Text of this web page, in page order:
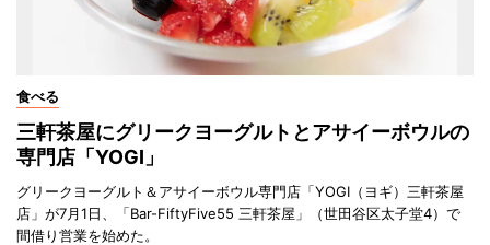
食べる
三軒茶屋にグリークヨーグルトとアサイーボウルの
専門店「YOGI」
グリークヨーグルト＆アサイーボウル専門店「YOGI（ヨギ）三軒茶屋
店」が7月1日、「Bar-FiftyFive55 三軒茶屋」（世田谷区太子堂4）で
間借り営業を始めた。